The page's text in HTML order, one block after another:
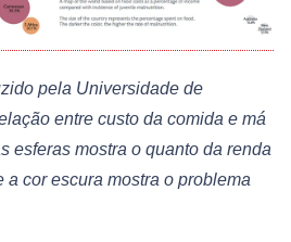
pela Universidade de
entre custo da comida e má
esferas mostra o quanto da renda
a cor escura mostra o problema